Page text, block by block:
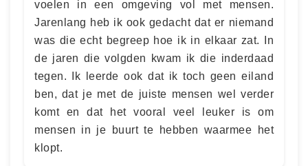
voelen in een omgeving vol met mensen.
Jarenlang heb ik ook gedacht dat er niemand
was die echt begreep hoe ik in elkaar zat. In
de jaren die volgden kwam ik die inderdaad
tegen. Ik leerde ook dat ik toch geen eiland
ben, dat je met de juiste mensen wel verder
komt en dat het vooral veel leuker is om
mensen in je buurt te hebben waarmee het
klopt.